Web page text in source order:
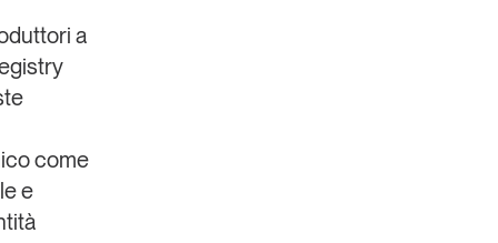
a
come
e